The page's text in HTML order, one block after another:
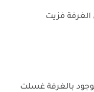
فزيت
بالغرفة غسلت